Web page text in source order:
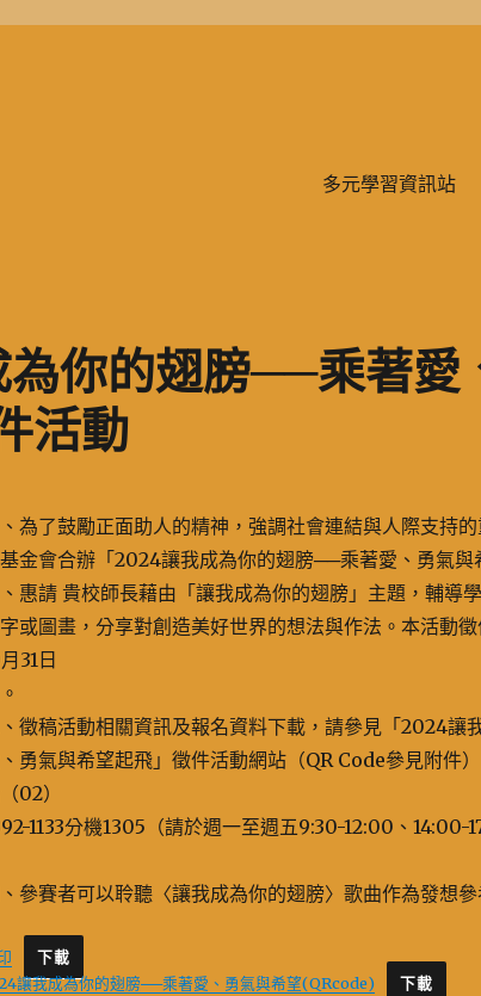
多元學習資訊站
為你的翅膀──乘著愛
活動
為了鼓勵正面助人的精神，強調社會連結與人際支持
金會合辦「2024讓我成為你的翅膀──乘著愛、勇氣與
惠請 貴校師長藉由「讓我成為你的翅膀」主題，輔導
或圖畫，分享對創造美好世界的想法與作法。本活動
31日
徵稿活動相關資訊及報名資料下載，請參見「2024讓
勇氣與希望起飛」徵件活動網站（QR Code參見附件
02）
1133分機1305（請於週一至週五9:30-12:00、14:00-
參賽者可以聆聽〈讓我成為你的翅膀〉歌曲作為發想
下載
讓我成為你的翅膀──乘著愛、勇氣與希望(QRcode) 下載